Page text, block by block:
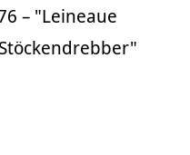
– "Leineaue